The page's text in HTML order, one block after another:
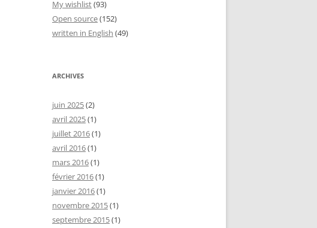
My wishlist(93)
Open source(152)
written in English (49)
ARCHIVES
juin 2025(2)
avril 2025(1)
juillet 2016(1)
avril 2016(1)
mars 2016(1)
février 2016(1)
janvier 2016(1)
novembre 2015(1)
septembre 2015(1)